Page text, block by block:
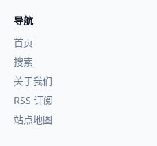
导航
首页
搜索
关于我们
RSS 订阅
站点地图